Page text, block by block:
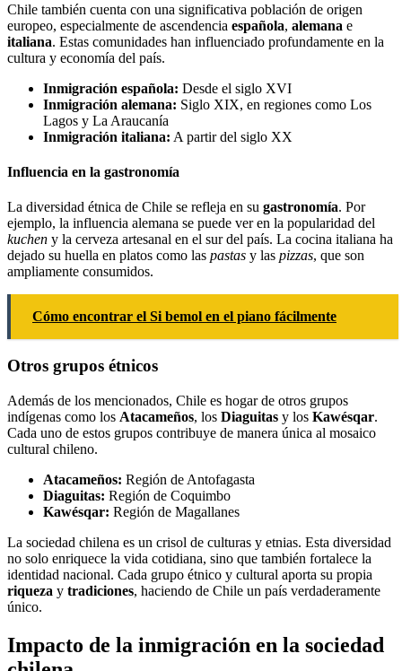
Chile también cuenta con una significativa población de origen
europeo, especialmente de ascendencia española, alemana e
italiana. Estas comunidades han influenciado profundamente en la
cultura y economía del país.
Inmigración española: Desde el siglo XVI
Inmigración alemana: Siglo XIX, en regiones como Los
Lagos y La Araucanía
Inmigración italiana: A partir del siglo XX
Influencia en la gastronomía
La diversidad étnica de Chile se refleja en su gastronomía. Por
ejemplo, la influencia alemana se puede ver en la popularidad del
kuchen y la cerveza artesanal en el sur del país. La cocina italiana ha
dejado su huella en platos como las pastas y las pizzas, que son
ampliamente consumidos.
Cómo encontrar el Si bemol en el piano fácilmente
Otros grupos étnicos
Además de los mencionados, Chile es hogar de otros grupos
indígenas como los Atacameños, los Diaguitas y los Kawésqar.
Cada uno de estos grupos contribuye de manera única al mosaico
cultural chileno.
Atacameños: Región de Antofagasta
Diaguitas: Región de Coquimbo
Kawésqar: Región de Magallanes
La sociedad chilena es un crisol de culturas y etnias. Esta diversidad
no solo enriquece la vida cotidiana, sino que también fortalece la
identidad nacional. Cada grupo étnico y cultural aporta su propia
riqueza y tradiciones, haciendo de Chile un país verdaderamente
único.
Impacto de la inmigración en la sociedad